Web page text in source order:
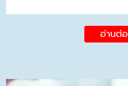
อ่านต่อ